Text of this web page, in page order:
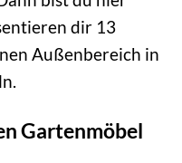
dir 13
Außenbereich in
Gartenmöbel